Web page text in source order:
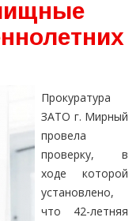
Прокуратура
ЗАТО г. Мирный
провела
проверку, в
ходе которой
установлено,
что 42-летняя